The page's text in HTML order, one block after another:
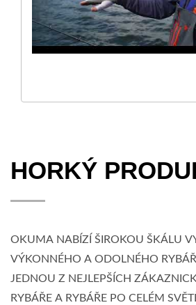
HORKÝ
OKUMA NABÍZÍ ŠIROKOU ŠKÁLU
VÝKONNÉHO A ODOLNÉHO
JEDNOU Z NEJLEPŠÍCH
RYBÁŘE A RYBÁŘE PO CELÉM